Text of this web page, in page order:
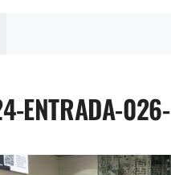
ENTRADA-026-